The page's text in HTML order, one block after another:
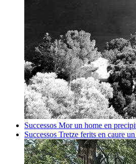
Successos Mor un home en
Successos Tretze ferits en caure